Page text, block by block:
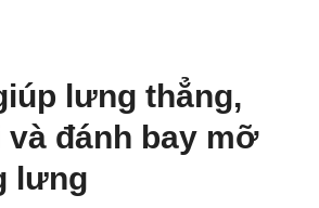
lưng thẳng,
và đánh bay mỡ
lưng